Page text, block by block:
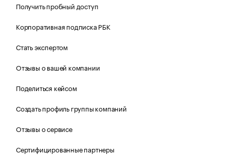
Получить пробный доступ
Корпоративная подписка РБК
Стать экспертом
Отзывы о вашей компании
Поделиться кейсом
Создать профиль группы компаний
Отзывы о сервисе
Сертифицированные партнеры